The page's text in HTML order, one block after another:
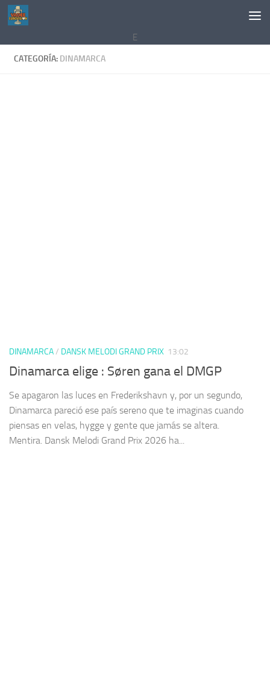
Saltar al contenido
E
CATEGORÍA: DINAMARCA
DINAMARCA/ DANSK MELODI GRAND PRIX 13:02
Dinamarca elige : Søren gana el DMGP
Se apagaron las luces en Frederikshavn y, por un segundo,
Dinamarca pareció ese país sereno que te imaginas cuando
piensas en velas, hygge y gente que jamás se altera.
Mentira. Dansk Melodi Grand Prix 2026 ha...